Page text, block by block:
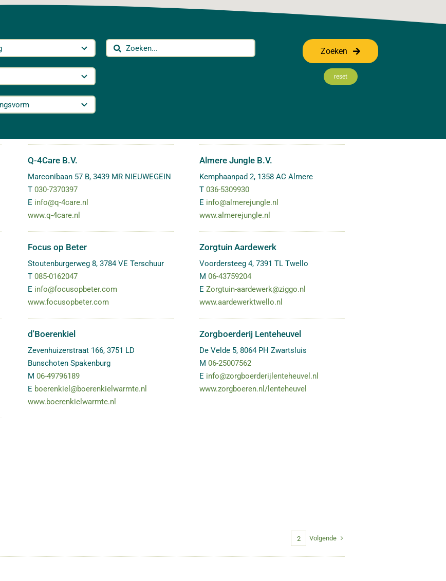
Zoeken
reset
Q-4Care B.V.
Marconibaan 57 B,3439 MR NIEUWEGEIN
T030-7370397
E info@q-4care.nl
www.q-4care.nl
Almere Jungle B.V.
Kemphaanpad 2, 1358 AC Almere
T 036-5309930
E info@almerejungle.nl
www.almerejungle.nl
Focus op Beter
Stoutenburgerweg 8,3784 VE Terschuur
T085-0162047
E info@focusopbeter.com
www.focusopbeter.com
Zorgtuin Aardewerk
Voordersteeg 4, 7391 TL Twello
M 06-43759204
E Zorgtuin-aardewerk@ziggo.nl
www.aardewerktwello.nl
d'Boerenkiel
Zevenhuizerstraat 166,3751 LD
Bunschoten Spakenburg
M06-49796189
E boerenkiel@boerenkielwarmte.nl
www.boerenkielwarmte.nl
Zorgboerderij Lenteheuvel
De Velde 5, 8064 PH Zwartsluis
M 06-25007562
E info@zorgboerderijlenteheuvel.nl
www.zorgboeren.nl/lenteheuvel
2 Volgende